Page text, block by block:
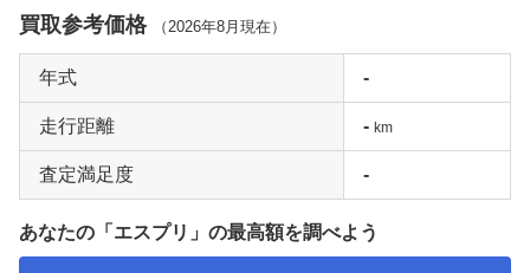
買取参考価格 （ 2026年8月 現在）
年式 -
走行距離 - km
査定満足度 -
あなたの「エスプリ」の最高額を調べよう